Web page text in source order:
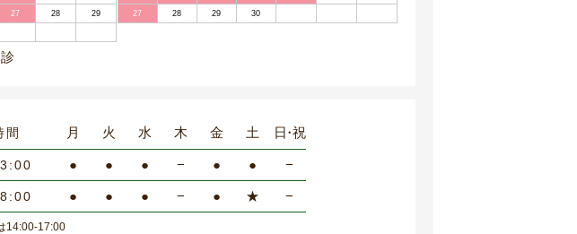
27 28 29 27 28 29 30
間 月 火 水 木 金 土 日・祝
● ● ● − ● ● −
● ● ● − ● ★ −
14:00-17:00